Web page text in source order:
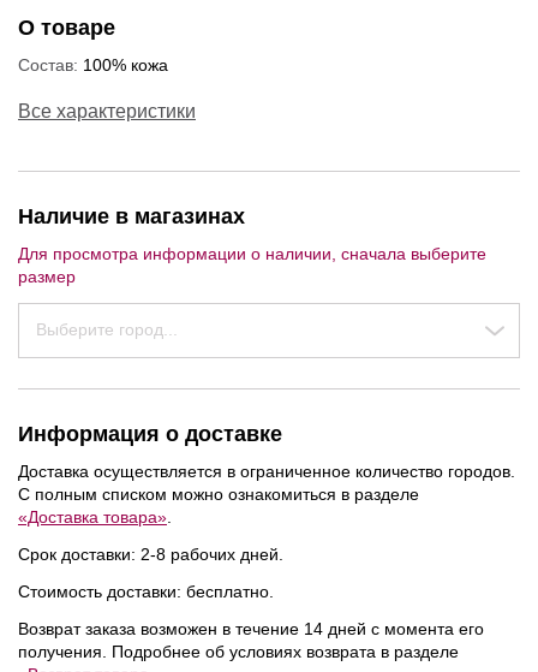
NEW NEW
О товаре
Состав: 100% кожа
Все характеристики
Наличие в магазинах
Для просмотра информации о наличии, сначала выберите
размер
Выберите город...
Информация о доставке
Доставка осуществляется в ограниченное количество городов.
С полным списком можно ознакомиться в разделе
«Доставка товара»
Срок доставки: 2-8 рабочих дней.
Стоимость доставки: бесплатно.
Возврат заказа возможен в течение 14 дней с момента его
получения. Подробнее об условиях возврата в разделе